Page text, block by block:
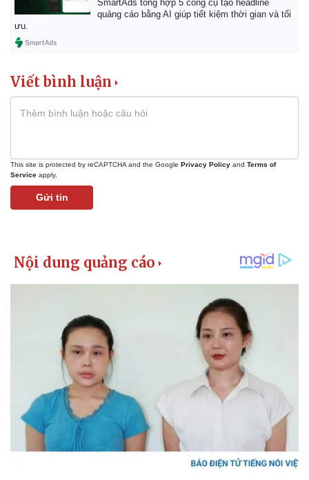
SmartAds tổng hợp 5 công cụ tạo headline
quảng cáo bằng AI giúp tiết kiệm thời gian và tối
ưu.
Viết bình luận
This site is protected by reCAPTCHA and the Google Privacy Policy and Terms of
Service apply.
Gửi tin